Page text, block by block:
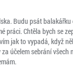
Budu psát
práci. Chtěla bych se
jak to vypadá, když
účelem sebrání